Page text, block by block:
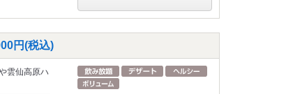
円(税込)
雲仙高原ハ